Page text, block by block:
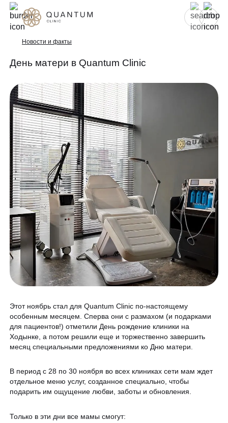
Для женщин
Консультативный приём
Инъекционная косметология
Аппаратная косметология
Эстетическая косметология
Эндокринология
Гинекология
УЗИ
Лазерная эпиляция
Массаж и обёртывание
Проблемы
До/после
Специалисты
Спецпредложения
Сертификаты
Программа лояльности
QC Магазин
Специалисты
Вакансии
Оборудование
СМИ о нас
Блог
Образование
Контакты
8 800 775 40 40
Новости и факты
День матери в Quantum Clinic
Этот ноябрь стал для Quantum Clinic по-настоящему
особенным месяцем. Сперва они с размахом (и подарками
для пациентов!) отметили День рождение клиники на
Ходынке, а потом решили еще и торжественно завершить
месяц специальными предложениями ко Дню матери.
В период с 28 по 30 ноября во всех клиниках сети мам ждет
отдельное меню услуг, созданное специально, чтобы
подарить им ощущение любви, заботы и обновления.
Только в эти дни все мамы смогут: